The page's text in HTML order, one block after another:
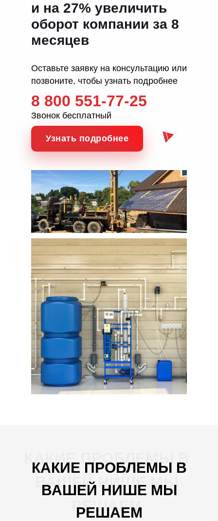
и на 27% увеличить
оборот компании за 8
месяцев
Оставьте заявку на консультацию или
позвоните, чтобы узнать подробнее
Узнать подробнее
8 800 551-77-25
Звонок бесплатный
КАКИЕ ПРОБЛЕМЫ В
ВАШЕЙ НИШЕ МЫ
РЕШАЕМ
КАКИЕ ПРОБЛЕМЫ В
ВАШЕЙ НИШЕ МЫ
РЕШАЕМ